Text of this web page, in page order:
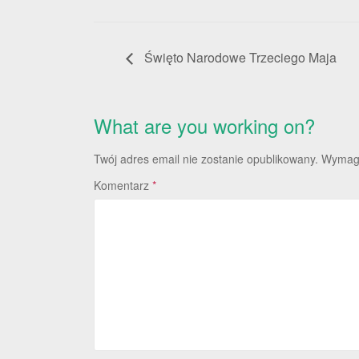
Święto Narodowe Trzeciego Maja
What are you working on?
Twój adres email nie zostanie opublikowany.
Komentarz *